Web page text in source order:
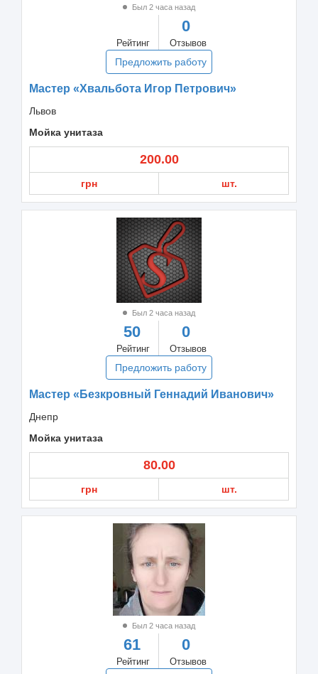
Был 2 часа назад
Рейтинг
0
Отзывов
Предложить работу
Мастер «Хвальбота Игор Петрович»
Львов
Мойка унитаза
200.00
грн шт.
Был 2 часа назад
50
Рейтинг
0
Отзывов
Предложить работу
Мастер «Безкровный Геннадий Иванович»
Днепр
Мойка унитаза
80.00
грн шт.
Был 2 часа назад
61
Рейтинг
0
Отзывов